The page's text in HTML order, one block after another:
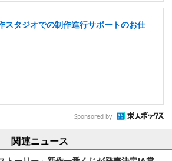
スタジオでの制作進行サポートのお仕
Sponsored by
関連ニュース